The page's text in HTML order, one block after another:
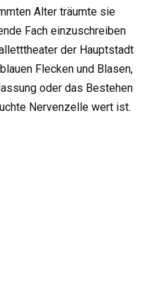
Alter träumte sie
Fach einzuschreiben
der Hauptstadt
Flecken und Blasen,
oder das Bestehen
Nervenzelle wert ist.